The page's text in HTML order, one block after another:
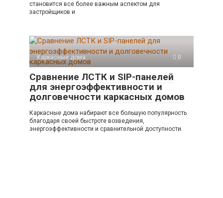
становится все более важным аспектом для
застройщиков и
Каркасные дома 0
Сравнение ЛСТК и SIP-панелей
для энергоэффективности и
долговечности каркасных домов
Каркасные дома набирают все большую популярность
благодаря своей быстроте возведения,
энергоэффективности и сравнительной доступности.